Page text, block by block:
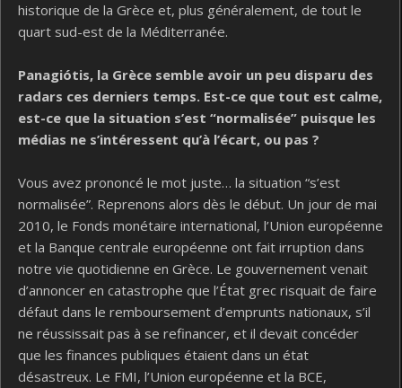
historique de la Grèce et, plus généralement, de tout le
quart sud-est de la Méditerranée.
Panagiótis, la Grèce semble avoir un peu disparu des
radars ces derniers temps. Est-ce que tout est calme,
est-ce que la situation s’est “normalisée” puisque les
médias ne s’intéressent qu’à l’écart, ou pas ?
Vous avez prononcé le mot juste… la situation “s’est
normalisée”. Reprenons alors dès le début. Un jour de mai
2010, le Fonds monétaire international, l’Union européenne
et la Banque centrale européenne ont fait irruption dans
notre vie quotidienne en Grèce. Le gouvernement venait
d’annoncer en catastrophe que l’État grec risquait de faire
défaut dans le remboursement d’emprunts nationaux, s’il
ne réussissait pas à se refinancer, et il devait concéder
que les finances publiques étaient dans un état
désastreux. Le FMI, l’Union européenne et la BCE,